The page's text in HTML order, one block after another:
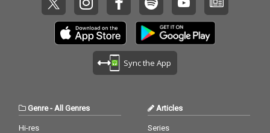
Sync the App
Genre- All Genres
Hi-res
Articles
Series